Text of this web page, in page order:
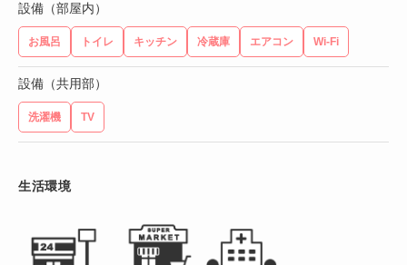
設備（部屋内）
お風呂 トイレ キッチン 冷蔵庫 エアコン Wi-Fi
設備（共用部）
洗濯機 TV
生活環境